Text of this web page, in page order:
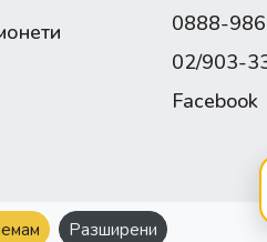
0888-
02/903-
Facebook
Разширени